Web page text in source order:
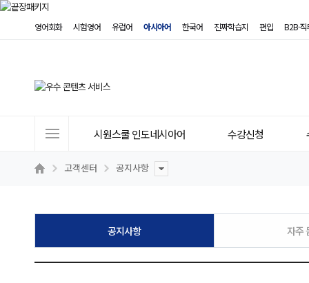
영어회화 시험영어 유럽어 아시아어 한국어 진짜학습지 편입 B2B·
트
시원스쿨 인도네시아어 수강신청
고객센터 공지사항
공지사항 자주